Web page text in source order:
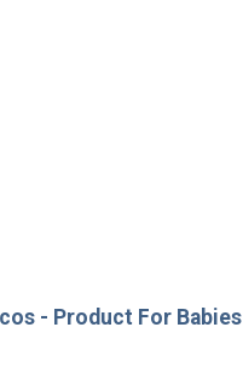
- Product For Babies